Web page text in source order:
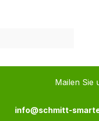
Mailen Sie
info@schmitt-